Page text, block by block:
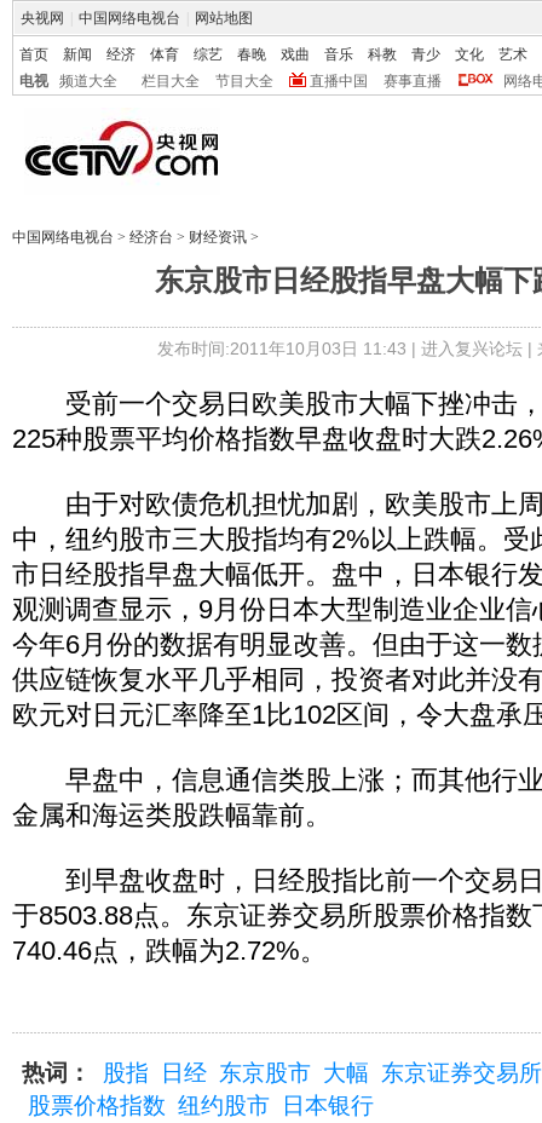
央视网 中国网络电视台 网站地图
首页 新闻 经济 体育 综艺 春晚 戏曲 音乐 科教 青少 文化
艺术
电视
频道大全 栏目大全 节目大全 直播中国 赛事直播 网络
中国网络电视台 > 经济台 > 财经资讯 >
东京股市日经股指早盘大幅下
发布时间:2011年10月03日 11:43 | 进入复兴论坛|
受前一个交易日欧美股市大幅下挫冲击
225种股票平均价格指数早盘收盘时大跌
由于对欧债危机担忧加剧，欧美股市上
中，纽约股市三大股指均有2%以上跌幅。受
市日经股指早盘大幅低开。盘中，日本银行
观测调查显示，9月份日本大型制造业企业
今年6月份的数据有明显改善。但由于这一
供应链恢复水平几乎相同，投资者对此并没
欧元对日元汇率降至1比102区间，令大盘承
早盘中，信息通信类股上涨；而其他行
金属和海运类股跌幅靠前。
到早盘收盘时，日经股指比前一个交易
于8503.88点。东京证券交易所股票价格指
740.46点，跌幅为2.72%。
热词： 股指 日经 东京股市 大幅 东京证券交易所
股票价格指数 纽约股市 日本银行